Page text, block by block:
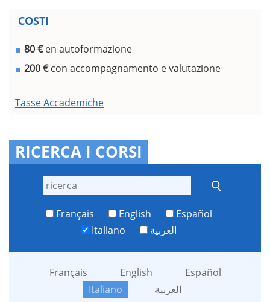
COSTI
80 €en autoformazione
200 €con accompagnamento e valutazione
Tasse Accademiche
RICERCA I CORSI
Français English
Español
Italiano
العربية
Français English
Español
Italiano
العربية